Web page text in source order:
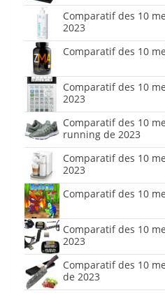
Comparatif des 10
2023
Comparatif des 10
Comparatif des 10
2023
Comparatif des 10
running de 2023
Comparatif des 10
2023
Comparatif des 10
Comparatif des 10
2023
Comparatif des 10
de 2023